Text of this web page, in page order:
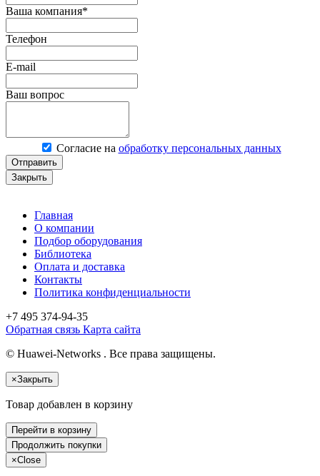
Ваша компания*
Телефон
E-mail
Ваш вопрос
Согласие на обработку персональных данных
Отправить
Закрыть
Главная
О компании
Подбор оборудования
Библиотека
Оплата и доставка
Контакты
Политика конфиденциальности
+7 495 374-94-35
Обратная связь Карта сайта
© Huawei-Networks . Все права защищены.
×Закрыть
Товар добавлен в корзину
Перейти в корзину
Продолжить покупки
×Close